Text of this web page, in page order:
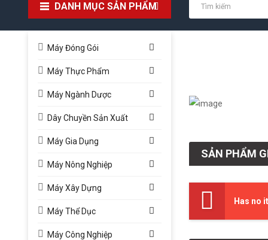
DANH MỤC SẢN PHẨM
Máy Đóng Gói
Máy Thực Phẩm
Máy Ngành Dược
Dây Chuyền Sản Xuất
Máy Gia Dụng
Máy Nông Nghiệp
Máy Xây Dựng
Máy Thể Dục
Máy Công Nghiệp
SẢN PHẨM
Has no